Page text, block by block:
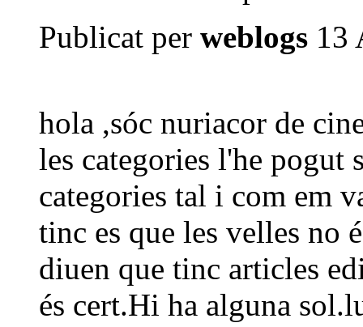
Publicat per weblogs 13
hola ,sóc nuriacor de
les categories l'he pogut
categories tal i com em
tinc es que les velles no
diuen que tinc articles
és cert.Hi ha alguna